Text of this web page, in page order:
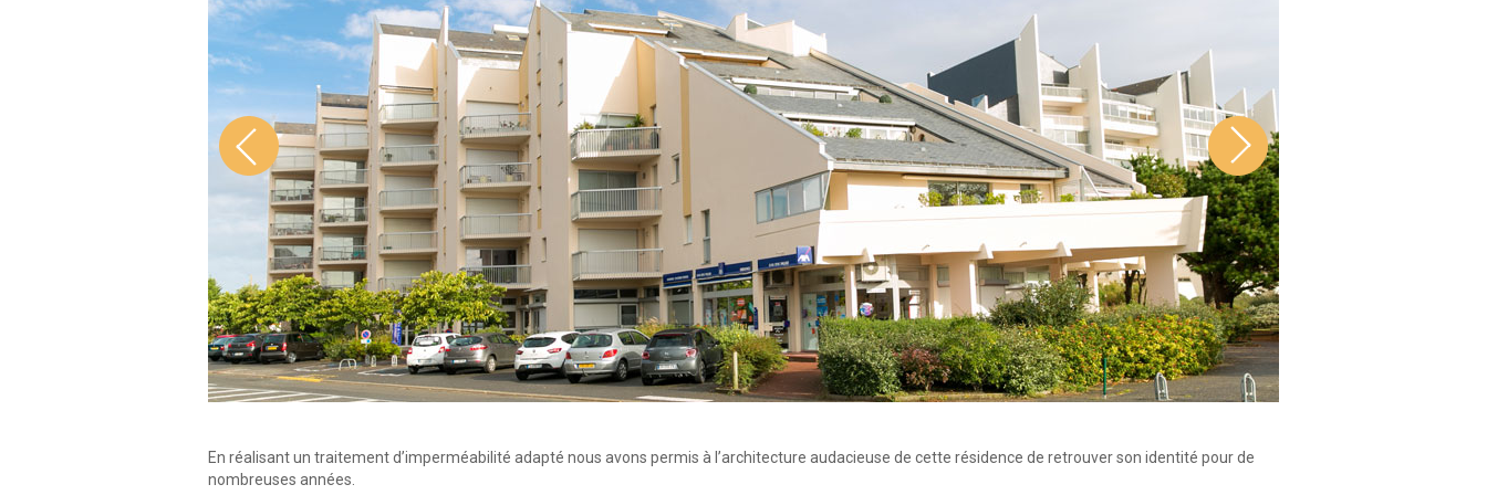
TOUT
CORPS
En réalisant un traitement d’imperméabilité adapté nous avons permis à l’architecture audacieuse de cette résidence de retrouver son identité pour de
nombreuses années.